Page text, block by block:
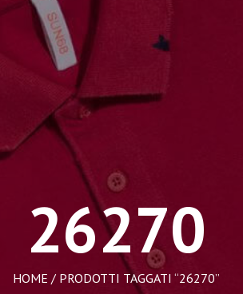
26270
HOME / PRODOTTI TAGGATI “26270”